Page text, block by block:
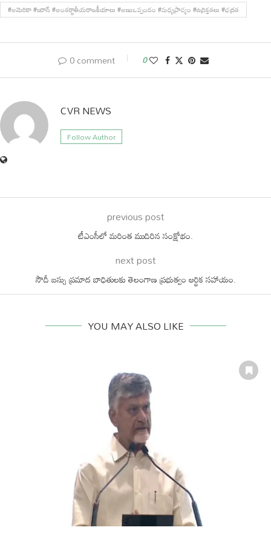
#అమెరికా #ఇరాన్ #అంతర్జాతీయరాజకీయాలు #అణుఒప్పందం #మధ్యప్రాచ్యం #ఉద్రిక్తతలు #భద్రత
0 comment 0
CVR NEWS
Follow Author
previous post
టీఎంసీలో మరింత ముదిరిన సంక్షోభం.
next post
సౌదీ బస్సు ప్రమాద బాధితులకు తెలంగాణ ప్రభుత్వం ఆర్థిక సహాయం.
YOU MAY ALSO LIKE